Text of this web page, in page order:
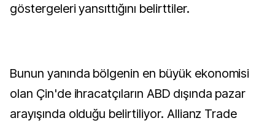
göstergeleri yansıttığını belirttiler.
Bunun yanında bölgenin en büyük ekonomisi
olan Çin'de ihracatçıların ABD dışında pazar
arayışında olduğu belirtiliyor. Allianz Trade